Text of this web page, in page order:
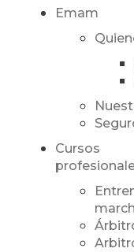
Emam
Cursos